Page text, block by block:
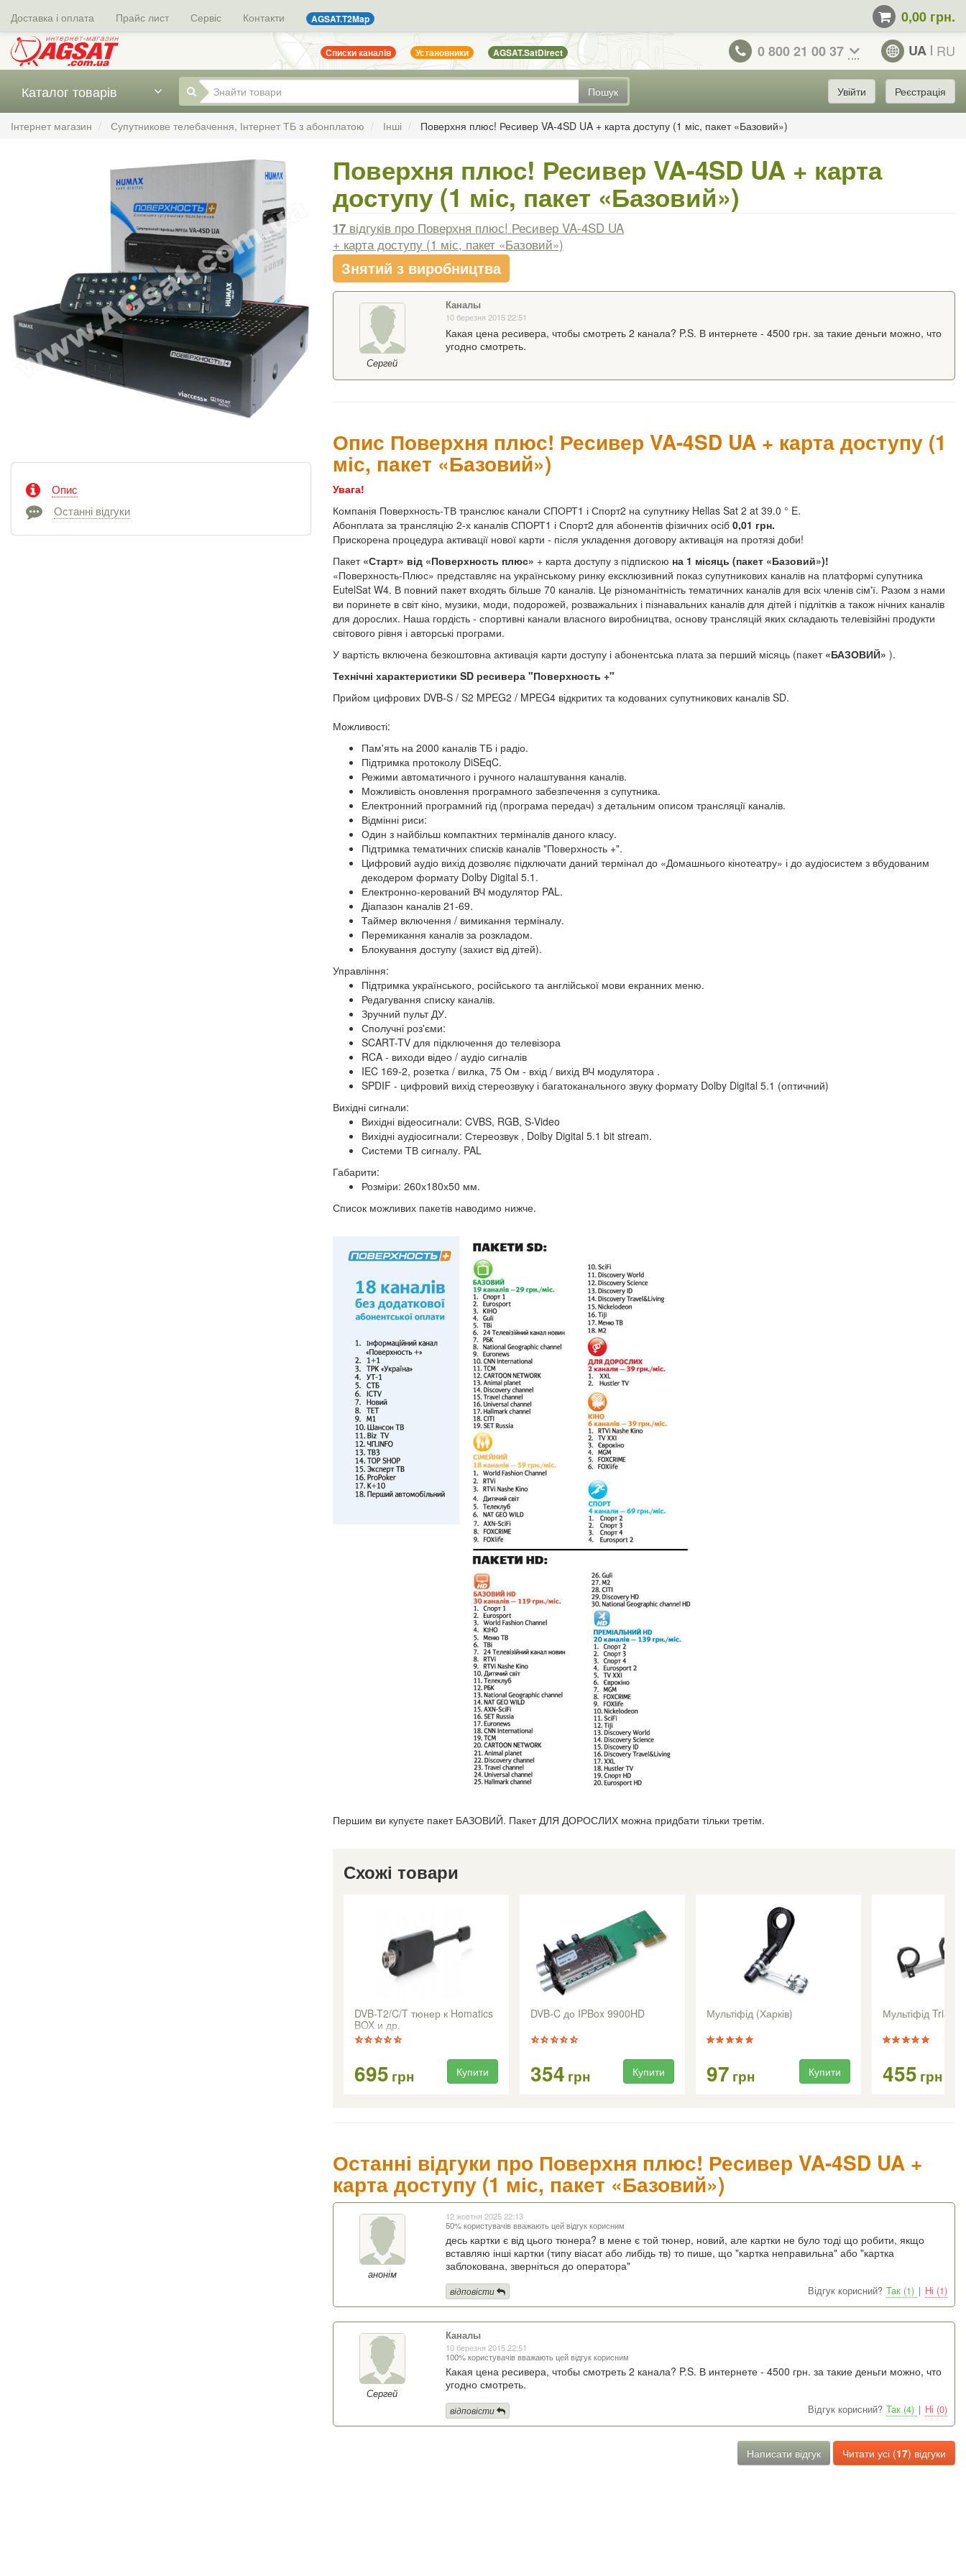
Доставка і оплата Прайс лист Сервіс Контакти AGSAT.T2Map 0,00 грн.
Списки каналів Установники AGSAT.SatDirect 0 800 21 00 37 UA RU
Пошук
Каталог товарів Увійти Реєстрація
Інтернет магазин Супутникове телебачення, Інтернет ТБ з абонплатою Інші Поверхня плюс! Ресивер VA-4SD UA + карта доступу (1 міс, пакет «Базовий»)
Опис
Останні відгуки
Поверхня плюс! Ресивер VA-4SD UA + карта
доступу (1 міс, пакет «Базовий»)
17 відгуків про Поверхня плюс! Ресивер VA-4SD UA
+ карта доступу (1 міс, пакет «Базовий»)
Знятий з виробництва
Сергей
Каналы
10 березня 2015 22:51
Какая цена ресивера, чтобы смотреть 2 канала? P.S. В интернете - 4500 грн. за такие деньги можно, что
угодно смотреть.
Опис Поверхня плюс! Ресивер VA-4SD UA + карта доступу (1
міс, пакет «Базовий»)
Увага!
Компанія Поверхность-ТВ транслює канали СПОРТ1 і Спорт2 на супутнику Hellas Sat 2 at 39.0 ° E.
Абонплата за трансляцію 2-х каналів СПОРТ1 і Спорт2 для абонентів фізичних осіб 0,01 грн.
Прискорена процедура активації нової карти - після укладення договору активація на протязі доби!
Пакет «Старт» від «Поверхность плюс» + карта доступу з підпискою на 1 місяць (пакет «Базовий»)!
«Поверхность-Плюс» представляє на українському ринку ексклюзивний показ супутникових каналів на платформі супутника
EutelSat W4. В повний пакет входять більше 70 каналів. Це різноманітність тематичних каналів для всіх членів сім'ї. Разом з нами
ви поринете в світ кіно, музики, моди, подорожей, розважальних і пізнавальних каналів для дітей і підлітків а також нічних каналів
для дорослих. Наша гордість - спортивні канали власного виробництва, основу трансляцій яких складають телевізійні продукти
світового рівня і авторські програми.
У вартість включена безкоштовна активація карти доступу і абонентська плата за перший місяць (пакет «БАЗОВИЙ» ).
Технічні характеристики SD ресивера "Поверхность +"
Прийом цифрових DVB-S / S2 MPEG2 / MPEG4 відкритих та кодованих супутникових каналів SD.
Можливості:
Пам'ять на 2000 каналів ТБ і радіо.
Підтримка протоколу DiSEqC.
Режими автоматичного і ручного налаштування каналів.
Можливість оновлення програмного забезпечення з супутника.
Електронний програмний гід (програма передач) з детальним описом трансляції каналів.
Відмінні риси:
Один з найбільш компактних терміналів даного класу.
Підтримка тематичних списків каналів "Поверхность +".
Цифровий аудіо вихід дозволяє підключати даний термінал до «Домашнього кінотеатру» і до аудіосистем з вбудованим
декодером формату Dolby Digital 5.1.
Електронно-керований ВЧ модулятор PAL.
Діапазон каналів 21-69.
Таймер включення / вимикання терміналу.
Перемикання каналів за розкладом.
Блокування доступу (захист від дітей).
Управління:
Підтримка українського, російського та англійської мови екранних меню.
Редагування списку каналів.
Зручний пульт ДУ.
Сполучні роз'єми:
SCART-TV для підключення до телевізора
RCA - виходи відео / аудіо сигналів
IEC 169-2, розетка / вилка, 75 Ом - вхід / вихід ВЧ модулятора .
SPDIF - цифровий вихід стереозвуку і багатоканального звуку формату Dolby Digital 5.1 (оптичний)
Вихідні сигнали:
Вихідні відеосигнали: CVBS, RGB, S-Video
Вихідні аудіосигнали: Стереозвук , Dolby Digital 5.1 bit stream.
Системи ТВ сигналу. PAL
Габарити:
Розміри: 260х180х50 мм.
Список можливих пакетів наводимо нижче.
Першим ви купуєте пакет БАЗОВИЙ. Пакет ДЛЯ ДОРОСЛИХ можна придбати тільки третім.
Схожі товари
DVB-T2/C/T тюнер к Homatics
BOX и др.
695 грн Купити
DVB-C до IPBox 9900HD
354 грн Купити
Мультіфід (Харків)
97 грн Купити
Мультіфід Triax -
455 грн
Останні відгуки про Поверхня плюс! Ресивер VA-4SD UA +
карта доступу (1 міс, пакет «Базовий»)
анонім
12 жовтня 2025 22:13
50% користувачів вважають цей відгук корисним
десь картки є від цього тюнера? в мене є той тюнер, новий, але картки не було тоді що робити, якщо
вставляю інші картки (типу віасат або либідь тв) то пише, що "картка неправильна" або "картка
заблокована, зверніться до оператора"
Відгук корисний? Так (1) | Ні (1)
відповісти
Сергей
Каналы
10 березня 2015 22:51
100% користувачів вважають цей відгук корисним
Какая цена ресивера, чтобы смотреть 2 канала? P.S. В интернете - 4500 грн. за такие деньги можно, что
угодно смотреть.
Відгук корисний? Так (4) | Ні (0)
відповісти
Написати відгук Читати усі (17) відгуки